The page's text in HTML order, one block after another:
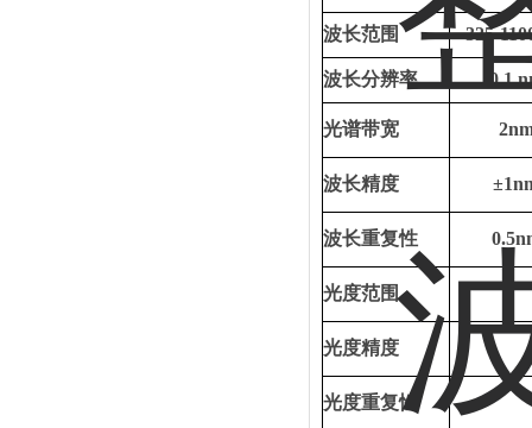
波长范围 325-
波长分辨率 0.1
光谱带宽
波长精度 ±
波长重复性
光度范围
光度精度
光度重复性